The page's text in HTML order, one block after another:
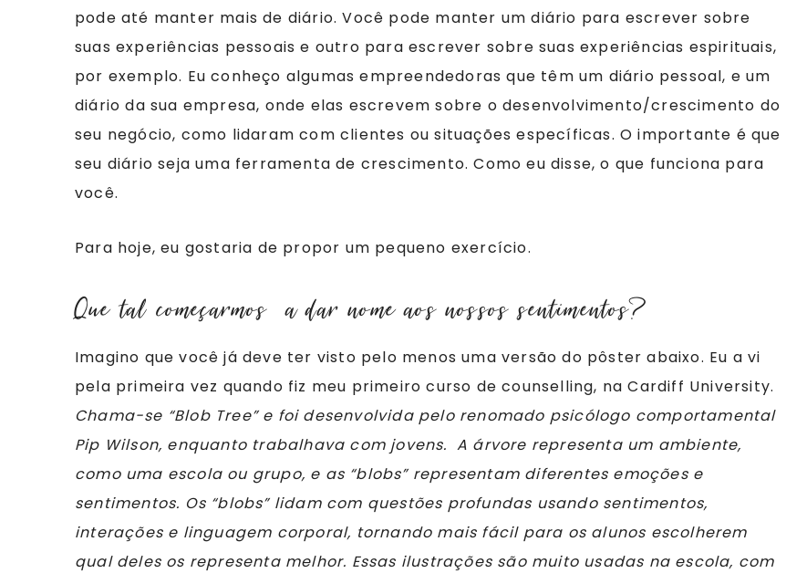
pode até manter mais de diário. Você pode manter um diário para escrever sobre
suas experiências pessoais e outro para escrever sobre suas experiências espirituais,
por exemplo. Eu conheço algumas empreendedoras que têm um diário pessoal, e um
diário da sua empresa, onde elas escrevem sobre o desenvolvimento/crescimento do
seu negócio, como lidaram com clientes ou situações específicas. O importante é que
seu diário seja uma ferramenta de crescimento. Como eu disse, o que funciona para
você.
Para hoje, eu gostaria de propor um pequeno exercício.
Que tal começarmos a dar nome aos nossos sentimentos?
Imagino que você já deve ter visto pelo menos uma versão do pôster abaixo. Eu a vi
pela primeira vez quando fiz meu primeiro curso de counselling, na Cardiff University.
Chama-se “Blob Tree” e foi desenvolvida pelo renomado psicólogo comportamental
Pip Wilson, enquanto trabalhava com jovens. A árvore representa um ambiente,
como uma escola ou grupo, e as “blobs” representam diferentes emoções e
sentimentos. Os “blobs” lidam com questões profundas usando sentimentos,
interações e linguagem corporal, tornando mais fácil para os alunos escolherem
qual deles os representa melhor. Essas ilustrações são muito usadas na escola, com